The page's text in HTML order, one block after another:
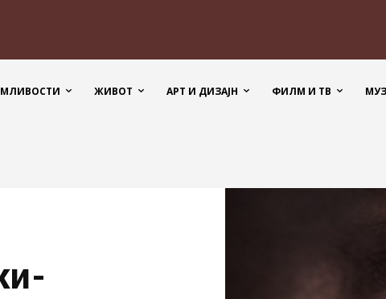
ЖИВОТ АРТ И ДИЗАЈН ФИЛМ И ТВ